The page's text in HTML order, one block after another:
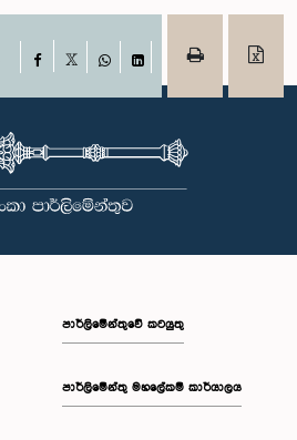
Facebook
WhatsAppLinkedIn
පාර්ලිමේන්තුවේ කටයුතු
පාර්ලිමේන්තු මහලේකම් කාර්යාලය